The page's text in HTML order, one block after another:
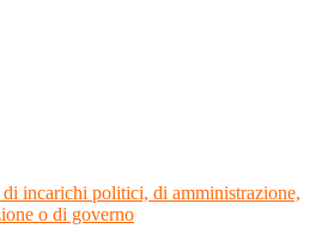
incarichi politici, di amministrazione,
o di governo